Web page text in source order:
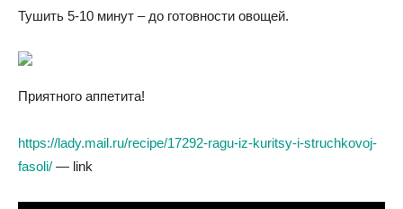
Тушить 5-10 минут – до готовности овощей.
Приятного аппетита!
https://lady.mail.ru/recipe/17292-ragu-iz-kuritsy-i-struchkovoj-
fasoli/ — link